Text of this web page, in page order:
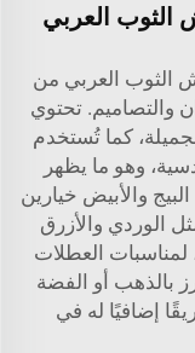
الثوب العربي
الثوب العربي من
والتصاميم. تحتوي
كما تُستخدم
وهو ما يظهر
والأبيض خيارين
الوردي والأزرق
العطلات
بالذهب أو الفضة
إضافيًا له في